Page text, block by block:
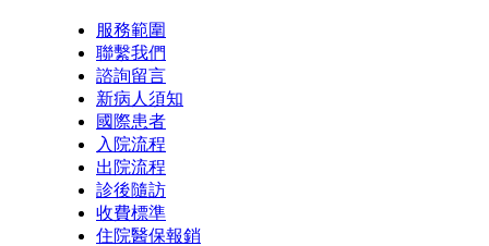
服務範圍
聯繫我們
諮詢留言
新病人須知
國際患者
入院流程
出院流程
診後隨訪
收費標準
住院醫保報銷